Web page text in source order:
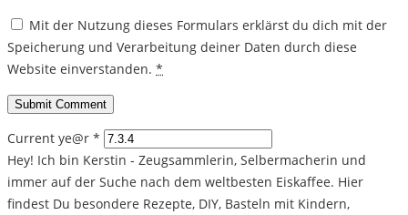
Mit der Nutzung dieses Formulars erklärst du dich mit der
Speicherung und Verarbeitung deiner Daten durch diese
Website einverstanden. *
Current ye@r *
Hey! Ich bin Kerstin - Zeugsammlerin, Selbermacherin und
immer auf der Suche nach dem weltbesten Eiskaffee. Hier
findest Du besondere Rezepte, DIY, Basteln mit Kindern,